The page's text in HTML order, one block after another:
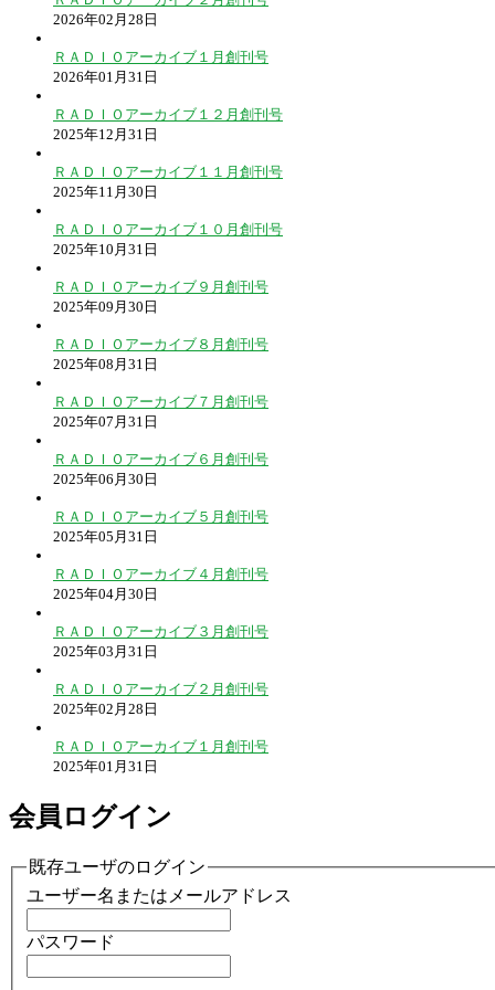
2026年02月28日
ＲＡＤＩＯアーカイブ１月創刊号
2026年01月31日
ＲＡＤＩＯアーカイブ１２月創刊号
2025年12月31日
ＲＡＤＩＯアーカイブ１１月創刊号
2025年11月30日
ＲＡＤＩＯアーカイブ１０月創刊号
2025年10月31日
ＲＡＤＩＯアーカイブ９月創刊号
2025年09月30日
ＲＡＤＩＯアーカイブ８月創刊号
2025年08月31日
ＲＡＤＩＯアーカイブ７月創刊号
2025年07月31日
ＲＡＤＩＯアーカイブ６月創刊号
2025年06月30日
ＲＡＤＩＯアーカイブ５月創刊号
2025年05月31日
ＲＡＤＩＯアーカイブ４月創刊号
2025年04月30日
ＲＡＤＩＯアーカイブ３月創刊号
2025年03月31日
ＲＡＤＩＯアーカイブ２月創刊号
2025年02月28日
ＲＡＤＩＯアーカイブ１月創刊号
2025年01月31日
会員ログイン
既存ユーザのログイン
ユーザー名またはメールアドレス
パスワード